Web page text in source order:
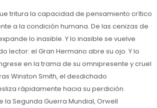
tritura la capacidad de pensamiento crítico
a la condición humana. De las cenizas de
lo inasible. Y lo inasible se vuelve
lector: el Gran Hermano abre su ojo. Y lo
en la trama de su omnipresente y cruel
Winston Smith, el desdichado
rápidamente hacia su perdición.
la Segunda Guerra Mundial, Orwell